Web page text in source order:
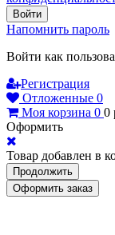
Войти
Напомнить пароль
Войти как
Регистрация
Отложенные 0
Моя корзина 0 0
Оформить
Товар добавлен в
Продолжить
Оформить заказ